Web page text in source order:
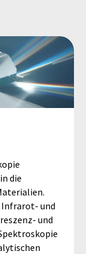
die
Infrarot- und
und